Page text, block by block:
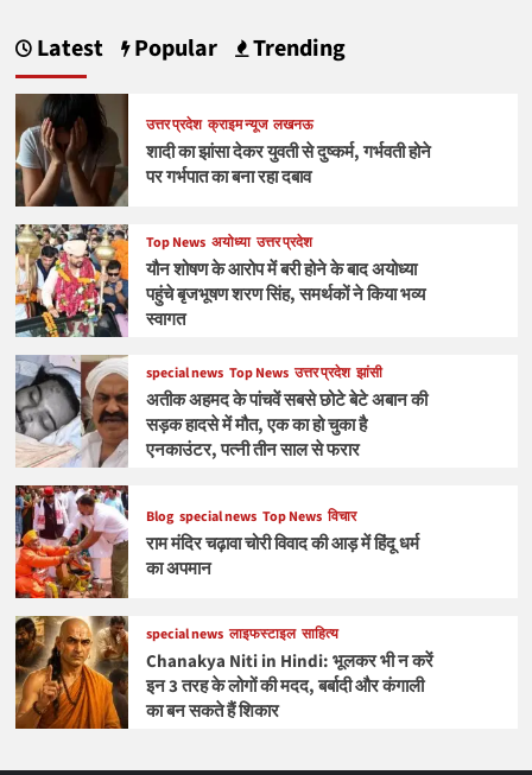
Latest Popular Trending
उत्तर प्रदेश क्राइम न्यूज लखनऊ
शादी का झांसा देकर युवती से दुष्कर्म, गर्भवती होने
पर गर्भपात का बना रहा दबाव
Top News अयोध्या उत्तर प्रदेश
यौन शोषण के आरोप में बरी होने के बाद अयोध्या
पहुंचे बृजभूषण शरण सिंह, समर्थकों ने किया भव्य
स्वागत
special news Top News उत्तर प्रदेश झांसी
अतीक अहमद के पांचवें सबसे छोटे बेटे अबान की
सड़क हादसे में मौत, एक का हो चुका है
एनकाउंटर, पत्नी तीन साल से फरार
Blog special news Top News विचार
राम मंदिर चढ़ावा चोरी विवाद की आड़ में हिंदू धर्म
का अपमान
special news लाइफस्टाइल साहित्य
Chanakya Niti in Hindi: भूलकर भी न करें
इन 3 तरह के लोगों की मदद, बर्बादी और कंगाली
का बन सकते हैं शिकार